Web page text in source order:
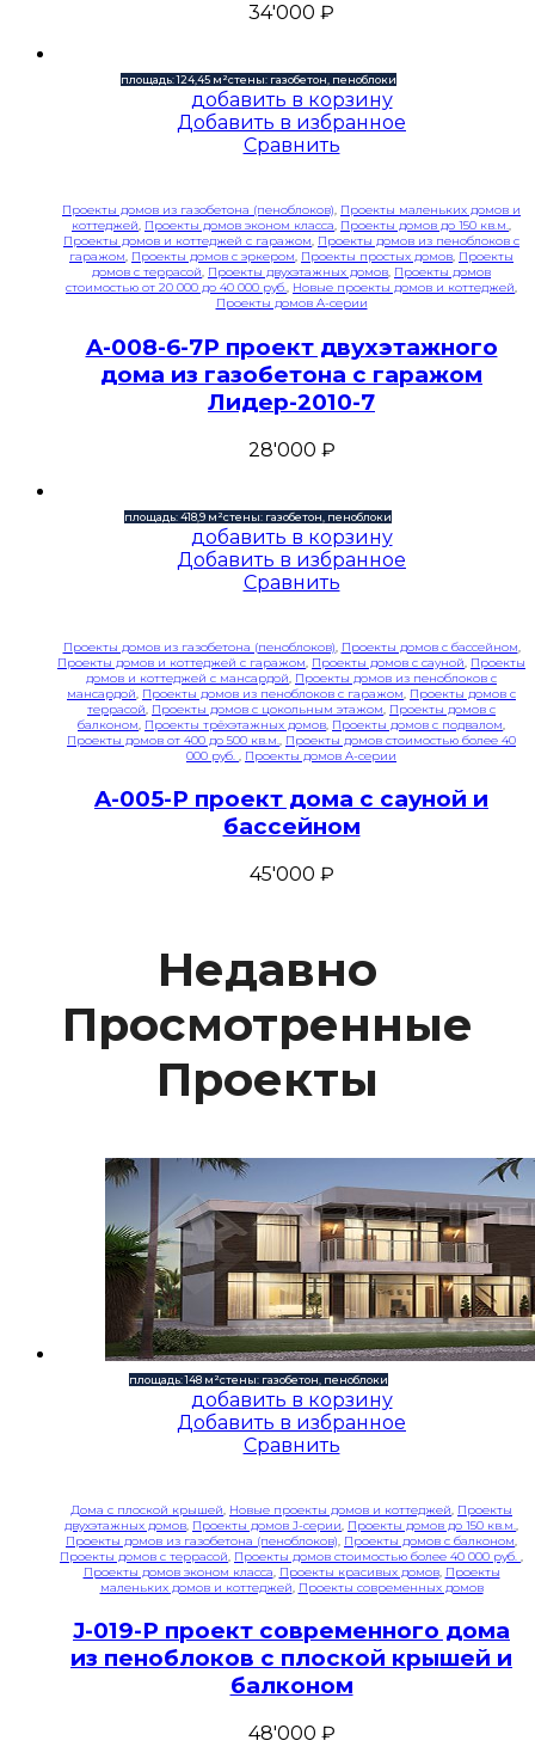
34'000 ₽
площадь: 124,45 м²стены: газобетон, пеноблоки
добавить в корзину
Добавить в избранное
Сравнить
Проекты домов из газобетона (пеноблоков), Проекты маленьких домов и
коттеджей, Проекты домов эконом класса, Проекты домов до 150 кв.м.,
Проекты домов и коттеджей с гаражом, Проекты домов из пеноблоков с
гаражом, Проекты домов с эркером, Проекты простых домов, Проекты
домов с террасой, Проекты двухэтажных домов, Проекты домов
стоимостью от 20 000 до 40 000 руб., Новые проекты домов и коттеджей,
Проекты домов A-серии
A-008-6-7P проект двухэтажного
дома из газобетона с гаражом
Лидер-2010-7
28'000 ₽
площадь: 418,9 м²стены: газобетон, пеноблоки
добавить в корзину
Добавить в избранное
Сравнить
Проекты домов из газобетона (пеноблоков), Проекты домов с бассейном,
Проекты домов и коттеджей с гаражом, Проекты домов с сауной, Проекты
домов и коттеджей с мансардой, Проекты домов из пеноблоков с
мансардой, Проекты домов из пеноблоков с гаражом, Проекты домов с
террасой, Проекты домов с цокольным этажом, Проекты домов с
балконом, Проекты трёхэтажных домов, Проекты домов с подвалом,
Проекты домов от 400 до 500 кв.м., Проекты домов стоимостью более 40
000 руб. , Проекты домов A-серии
A-005-P проект дома с сауной и
бассейном
45'000 ₽
Недавно
Просмотренные
Проекты
площадь: 148 м²стены: газобетон, пеноблоки
добавить в корзину
Добавить в избранное
Сравнить
Дома с плоской крышей, Новые проекты домов и коттеджей, Проекты
двухэтажных домов, Проекты домов J-серии, Проекты домов до 150 кв.м.,
Проекты домов из газобетона (пеноблоков), Проекты домов с балконом,
Проекты домов с террасой, Проекты домов стоимостью более 40 000 руб. ,
Проекты домов эконом класса, Проекты красивых домов, Проекты
маленьких домов и коттеджей, Проекты современных домов
J-019-P проект современного дома
из пеноблоков с плоской крышей и
балконом
48'000 ₽